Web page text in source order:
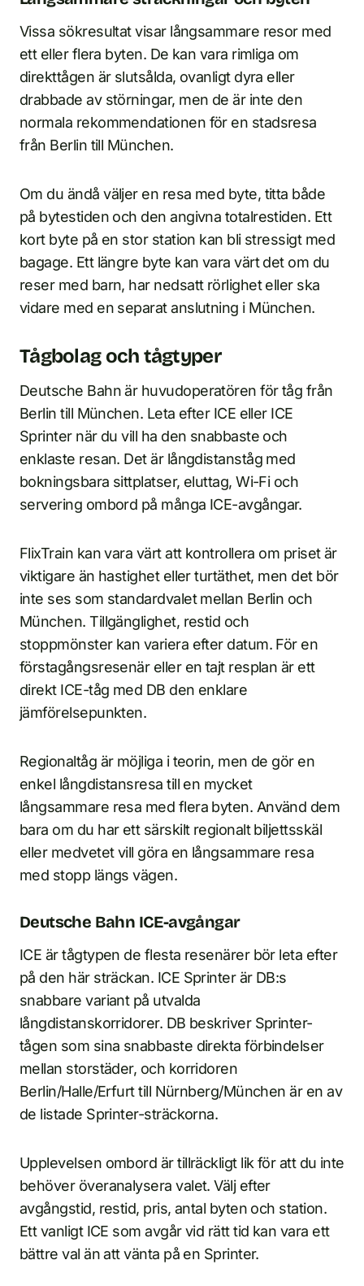
Vissa sökresultat visar långsammare resor med
ett eller flera byten. De kan vara rimliga om
direkttågen är slutsålda, ovanligt dyra eller
drabbade av störningar, men de är inte den
normala rekommendationen för en stadsresa
från Berlin till München.
Om du ändå väljer en resa med byte, titta både
på bytestiden och den angivna totalrestiden. Ett
kort byte på en stor station kan bli stressigt med
bagage. Ett längre byte kan vara värt det om du
reser med barn, har nedsatt rörlighet eller ska
vidare med en separat anslutning i München.
Tågbolag och tågtyper
Deutsche Bahn är huvudoperatören för tåg från
Berlin till München. Leta efter ICE eller ICE
Sprinter när du vill ha den snabbaste och
enklaste resan. Det är långdistanståg med
bokningsbara sittplatser, eluttag, Wi-Fi och
servering ombord på många ICE-avgångar.
FlixTrain kan vara värt att kontrollera om priset är
viktigare än hastighet eller turtäthet, men det bör
inte ses som standardvalet mellan Berlin och
München. Tillgänglighet, restid och
stoppmönster kan variera efter datum. För en
förstagångsresenär eller en tajt resplan är ett
direkt ICE-tåg med DB den enklare
jämförelsepunkten.
Regionaltåg är möjliga i teorin, men de gör en
enkel långdistansresa till en mycket
långsammare resa med flera byten. Använd dem
bara om du har ett särskilt regionalt biljettsskäl
eller medvetet vill göra en långsammare resa
med stopp längs vägen.
Deutsche Bahn ICE-avgångar
ICE är tågtypen de flesta resenärer bör leta efter
på den här sträckan. ICE Sprinter är DB:s
snabbare variant på utvalda
långdistanskorridorer. DB beskriver Sprinter-
tågen som sina snabbaste direkta förbindelser
mellan storstäder, och korridoren
Berlin/Halle/Erfurt till Nürnberg/München är en av
de listade Sprinter-sträckorna.
Upplevelsen ombord är tillräckligt lik för att du inte
behöver överanalysera valet. Välj efter
avgångstid, restid, pris, antal byten och station.
Ett vanligt ICE som avgår vid rätt tid kan vara ett
bättre val än att vänta på en Sprinter.